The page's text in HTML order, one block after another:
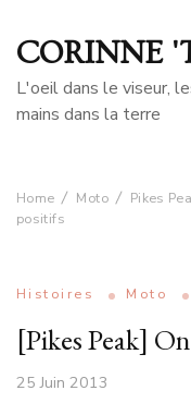
CORINNE
L'oeil dans le viseur,
mains dans la terre
Home Moto Pikes
positifs
Histoires Moto
[Pikes Peak]
25 Juin 2013